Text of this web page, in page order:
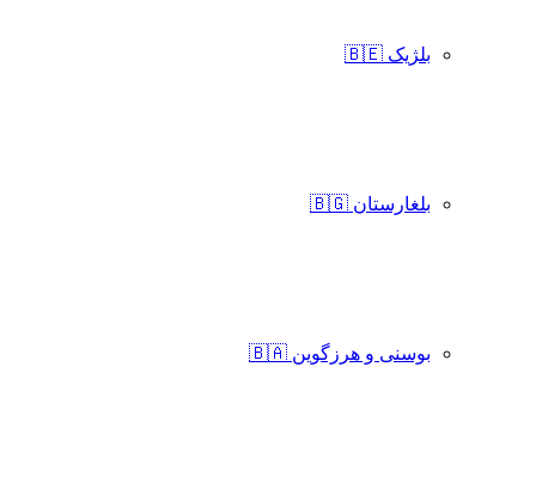
بلژیک 🇧🇪
بلغارستان 🇧🇬
بوسنی و هرزگوین 🇧🇦